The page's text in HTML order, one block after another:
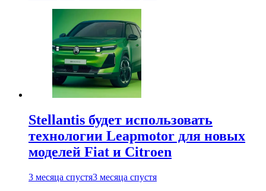
Stellantis будет использовать
технологии Leapmotor для новых
моделей Fiat и Citroen
3 месяца спустя3 месяца спустя